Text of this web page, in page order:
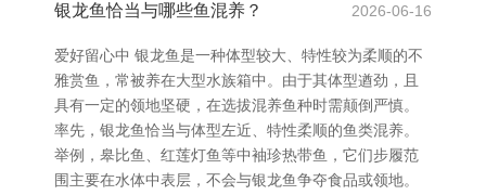
银龙鱼恰当与哪些鱼混养？ 2026-06-16
爱好留心中 银龙鱼是一种体型较大、特性较为柔顺的不
雅赏鱼，常被养在大型水族箱中。由于其体型遒劲，且
具有一定的领地坚硬，在选拔混养鱼种时需颠倒严慎。
率先，银龙鱼恰当与体型左近、特性柔顺的鱼类混养。
举例，皋比鱼、红莲灯鱼等中袖珍热带鱼，它们步履范
围主要在水体中表层，不会与银龙鱼争夺食品或领地。